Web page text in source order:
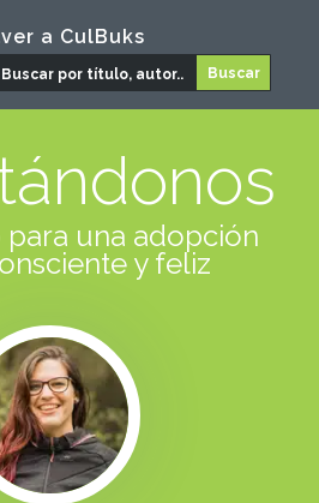
a CulBuks
para una adopción
y feliz